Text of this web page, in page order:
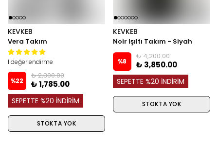
KEVKEB
Vera Takım
1 değerlendirme
%22
₺ 2,300.00
₺ 1,785.00
SEPETTE %20 İNDİRİM
STOKTA YOK
KEVKEB
Noir Işıltı Takım - Siyah
%8
₺ 4,200.00
₺ 3,850.00
SEPETTE %20 İNDİRİM
STOKTA YOK